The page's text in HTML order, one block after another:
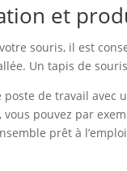
et
souris, il est
Un tapis de
poste de travail
pouvez par
prêt à